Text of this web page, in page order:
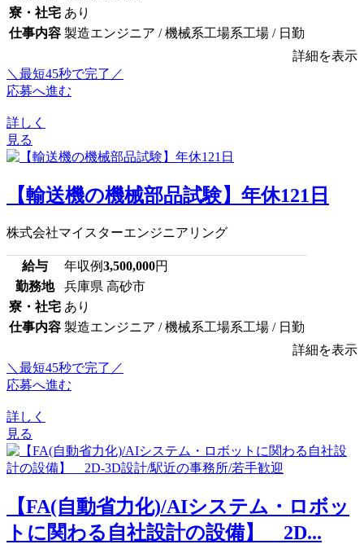
寮・社宅 あり
仕事内容 製造エンジニア / 機械系工場系工場 / 日勤
詳細を表示
＼最短45秒で完了／
応募へ進む
詳しく
見る
【輸送機の機械部品試験】年休121日
株式会社マイスターエンジニアリング
給与 年収例3,500,000円
勤務地
兵庫県 高砂市
寮・社宅 あり
仕事内容 製造エンジニア / 機械系工場系工場 / 日勤
詳細を表示
＼最短45秒で完了／
応募へ進む
詳しく
見る
【FA(自動省力化)/AIシステム・ロボッ
トに関わる自社設計の設備】 2D...